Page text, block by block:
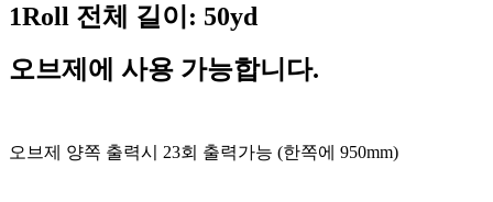
1Roll 전체 길이 : 50yd
오브제에 사용 가능합니다.
오브제 양쪽 출력시 23회 출력가능 (한쪽에 950mm)